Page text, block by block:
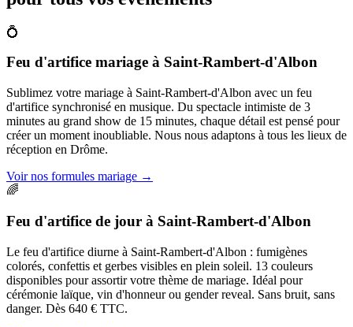
💍
Feu d'artifice mariage à Saint-Rambert-d'Albon
Sublimez votre mariage à Saint-Rambert-d'Albon avec un feu
d'artifice synchronisé en musique. Du spectacle intimiste de 3
minutes au grand show de 15 minutes, chaque détail est pensé pour
créer un moment inoubliable. Nous nous adaptons à tous les lieux de
réception en Drôme.
Voir nos formules mariage →
🌈
Feu d'artifice de jour à Saint-Rambert-d'Albon
Le feu d'artifice diurne à Saint-Rambert-d'Albon : fumigènes
colorés, confettis et gerbes visibles en plein soleil. 13 couleurs
disponibles pour assortir votre thème de mariage. Idéal pour
cérémonie laïque, vin d'honneur ou gender reveal. Sans bruit, sans
danger. Dès 640 € TTC.